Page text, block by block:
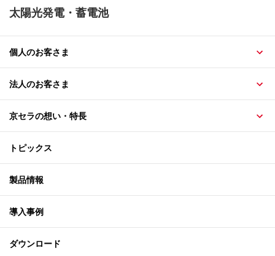
太陽光発電・蓄電池
個人のお客さま
法人のお客さま
京セラの想い・特長
トピックス
製品情報
導入事例
ダウンロード